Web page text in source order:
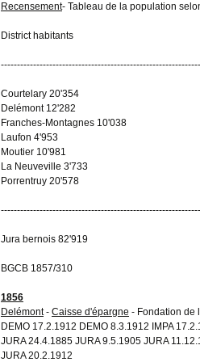
Recensement- Tableau de la population
District habitants
Courtelary 20'354
Delémont 12'282
Franches-Montagnes 10'038
Laufon 4'953
Moutier 10'981
La Neuveville 3'733
Porrentruy 20'578
Jura bernois 82'919
BGCB 1857/310
1856
Delémont- Caisse d'épargne - Fondation de
DEMO 17.2.1912 DEMO 8.3.1912 IMPA
JURA 24.4.1885 JURA 9.5.1905 JURA
JURA 20.2.1912